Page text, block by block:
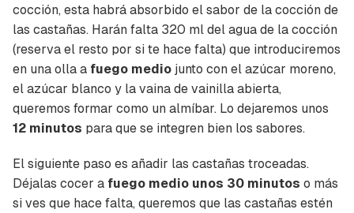
Guardar como favorito
Para poder guardar como favorito, primero has
de iniciar sesión con tu cuenta de Cocinatis.
INICIAR SESIÓN CANCELAR
cocción, esta habrá absorbido el sabor de la cocción de
las castañas. Harán falta 320 ml del agua de la cocción
(reserva el resto por si te hace falta) que introduciremos
en una olla a fuego mediojunto con el azúcar moreno,
el azúcar blanco y la vaina de vainilla abierta,
queremos formar como un almíbar. Lo dejaremos unos
12 minutos para que se integren bien los sabores.
El siguiente paso es añadir las castañas troceadas.
Déjalas cocer a fuego medio unos 30 minutos o más
si ves que hace falta, queremos que las castañas estén
Contenido enviado
Gracias por suscribirte a nuestro boletín.
ACEPTAR